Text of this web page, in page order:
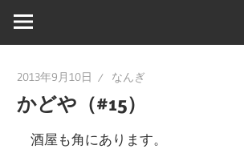
2013年9月10日 なんぎ
かどや（#15）
酒屋も角にあります。